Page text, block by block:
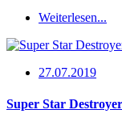
Weiterlesen...
27.07.2019
Super Star